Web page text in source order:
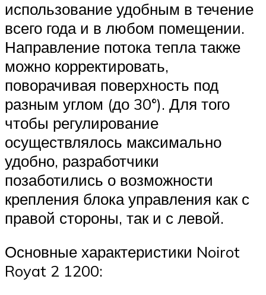
использование удобным в течение
всего года и в любом помещении.
Направление потока тепла также
можно корректировать,
поворачивая поверхность под
разным углом (до 30°). Для того
чтобы регулирование
осуществлялось максимально
удобно, разработчики
позаботились о возможности
крепления блока управления как с
правой стороны, так и с левой.
Основные характеристики Noirot
Royat 2 1200: